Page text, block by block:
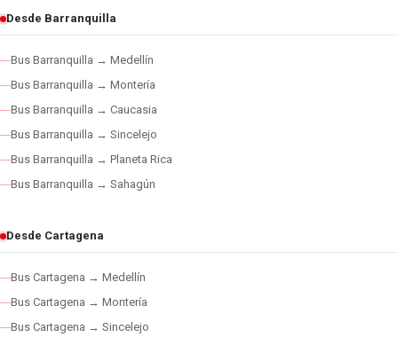
Desde Barranquilla
Bus Barranquilla → Medellín
Bus Barranquilla → Montería
Bus Barranquilla → Caucasia
Bus Barranquilla → Sincelejo
Bus Barranquilla → Planeta Rica
Bus Barranquilla → Sahagún
Desde Cartagena
Bus Cartagena → Medellín
Bus Cartagena → Montería
Bus Cartagena → Sincelejo